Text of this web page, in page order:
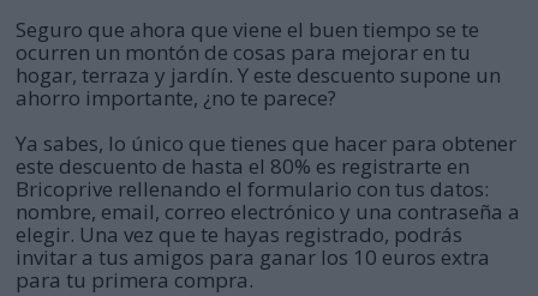
Seguro que ahora que viene el buen tiempo se te
ocurren un montón de cosas para mejorar en tu
hogar, terraza y jardín. Y este descuento supone un
ahorro importante, ¿no te parece?
Ya sabes, lo único que tienes que hacer para obtener
este descuento de hasta el 80% es registrarte en
Bricoprive rellenando el formulario con tus datos:
nombre, email, correo electrónico y una contraseña a
elegir. Una vez que te hayas registrado, podrás
invitar a tus amigos para ganar los 10 euros extra
para tu primera compra.